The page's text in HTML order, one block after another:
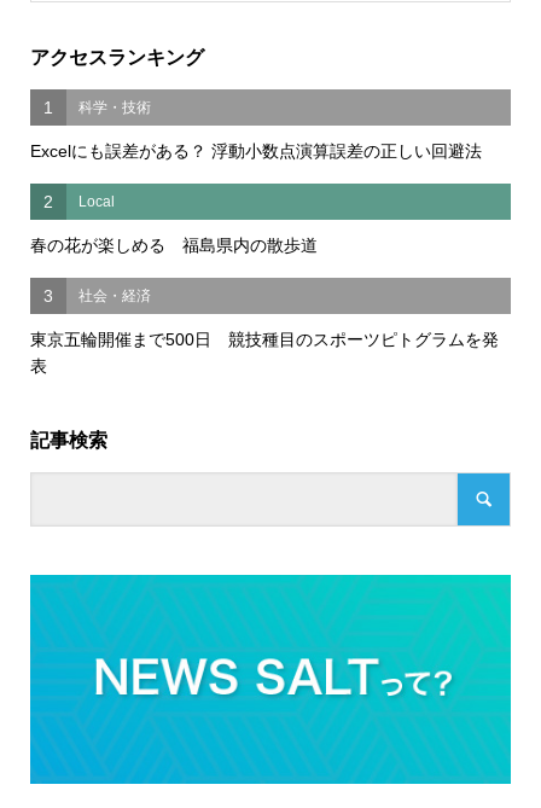
アクセスランキング
1 科学・技術
Excelにも誤差がある？ 浮動小数点演算誤差の正しい回避法
2 Local
春の花が楽しめる 福島県内の散歩道
3 社会・経済
東京五輪開催まで500日 競技種目のスポーツピトグラムを発
表
記事検索